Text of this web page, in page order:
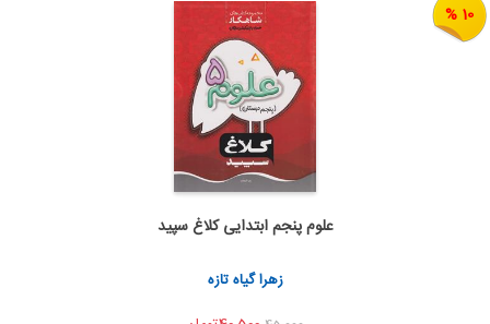
10 %
اضافه به سبد خرید
اشتراک گذاری
علوم پنجم ابتدایی کلاغ سپید
زهرا گیاه تازه